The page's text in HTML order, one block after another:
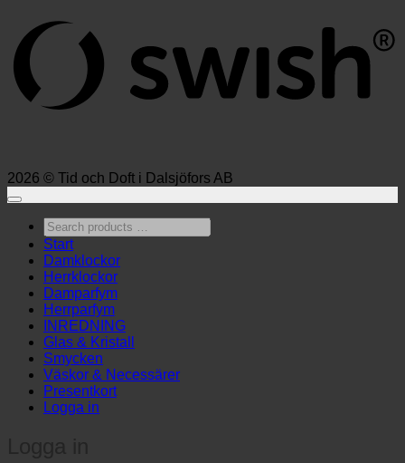
2026 © Tid och Doft i Dalsjöfors AB
Search
products
…
Start
Damklockor
Herrklockor
Damparfym
Herrparfym
INREDNING
Glas & Kristall
Smycken
Väskor & Necessärer
Presentkort
Logga in